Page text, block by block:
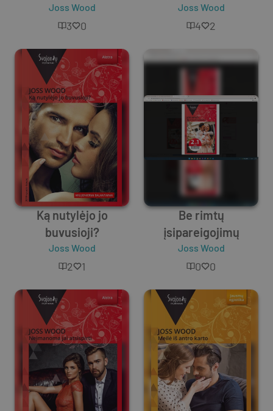
Joss Wood
3 0
Joss Wood
4 2
Ką nutylėjo jo
buvusioji?
Joss Wood
2 1
Be rimtų
įsipareigojimų
Joss Wood
0 0